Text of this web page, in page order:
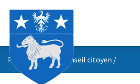
Propositions du conseil citoyen /